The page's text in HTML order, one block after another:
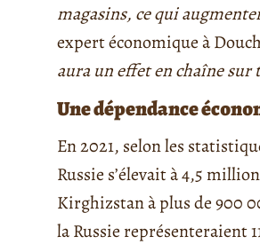
magasins, ce qui
expert économique à
aura un effet en chaîne sur
Une dépendance
En 2021, selon les
Russie s’élevait à 4,5
Kirghizstan à plus de 900
la Russie représenteraient